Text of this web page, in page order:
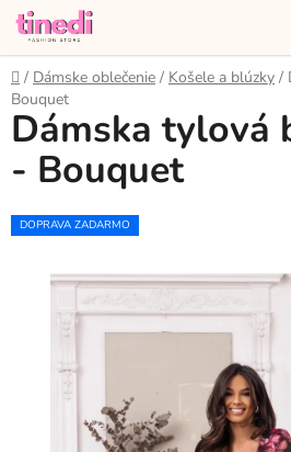
Prejsť
obsah
Domov
/ Dámske oblečenie / Košele a blúzky /
Bouquet
Dámska tylová
- Bouquet
DOPRAVA ZADARMO